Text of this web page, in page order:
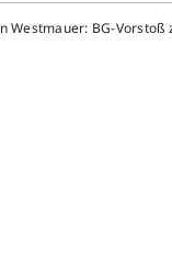
Westmauer: BG-